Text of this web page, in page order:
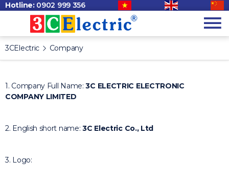
Hotline: 0902 999 356
3CElectric Company
1. Company Full Name:3C ELECTRIC ELECTRONIC
COMPANY LIMITED
2. English short name:3C Electric Co., Ltd
3. Logo: